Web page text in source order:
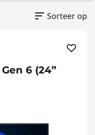
Sorteer op
6 (24”